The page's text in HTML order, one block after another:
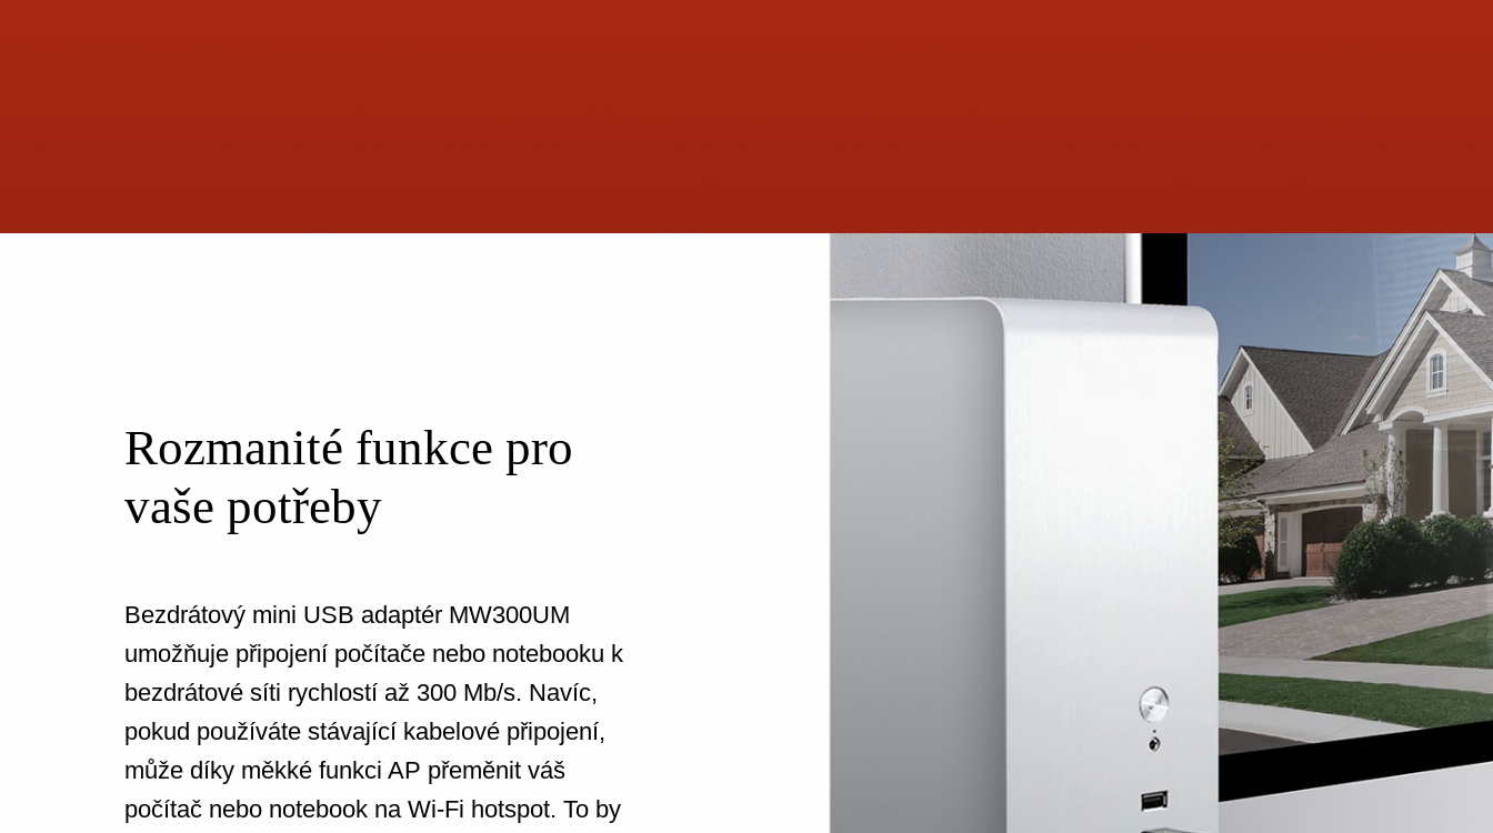
Rozmanité funkce pro
vaše potřeby
Bezdrátový mini USB adaptér MW300UM
umožňuje připojení počítače nebo notebooku k
bezdrátové síti rychlostí až 300 Mb/s. Navíc,
pokud používáte stávající kabelové připojení,
může díky měkké funkci AP přeměnit váš
počítač nebo notebook na Wi-Fi hotspot. To by